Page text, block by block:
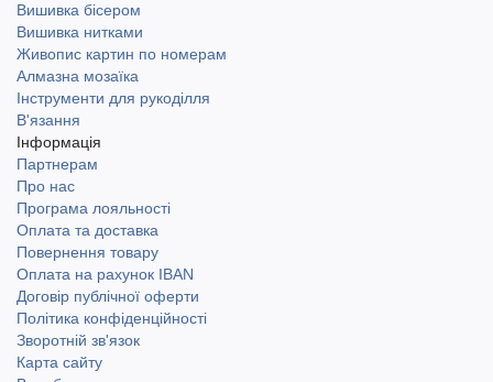
Вишивка бісером
Вишивка нитками
Живопис картин по номерам
Алмазна мозаїка
Інструменти для рукоділля
В'язання
Інформація
Партнерам
Про нас
Програма лояльності
Оплата та доставка
Повернення товару
Оплата на рахунок IBAN
Договір публічної оферти
Політика конфіденційності
Зворотній зв'язок
Карта сайту